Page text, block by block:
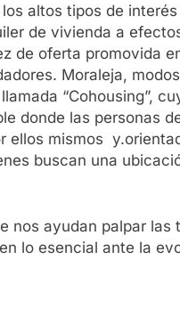
altos tipos de
de vivienda a
de oferta promovida
Moraleja,
“Cohousing”,
donde las personas
ellos mismos
buscan una
nos ayudan palpar
lo esencial ante la